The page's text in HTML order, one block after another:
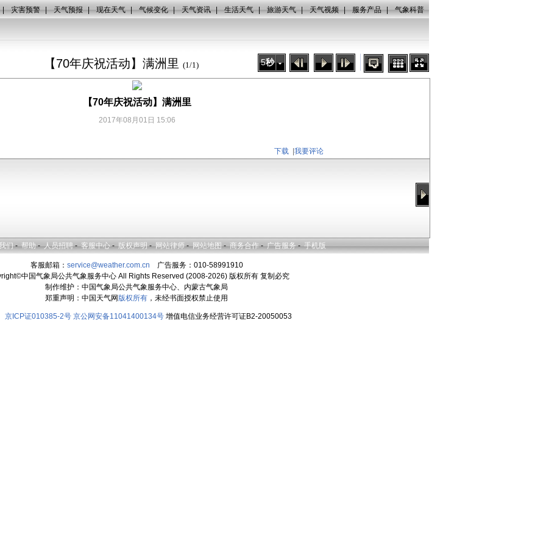
| 灾害预警 | 天气预报 | 现在天气 | 气候变化 | 天气资讯 | 生活天气 | 旅游天气 | 天气视频 | 服务产品 | 气象科普
【70年庆祝活动】满洲里 (1/1) 5秒
【70年庆祝活动】满洲里
2017年08月01日 15:06
下载 我要评论
们 - 帮助 - 人员招聘 - 客服中心 - 版权声明 - 网站律师 - 网站地图 - 商务合作 - 广告服务 - 手机版
客服邮箱： service@weather.com.cn 广告服务：010-58991910
中国气象局公共气象服务中心 All Rights Reserved (2008-2026) 版权所有 复制必究
制作维护：中国气象局公共气象服务中心、内蒙古气象局
郑重声明：中国天气网 版权所有 ，未经书面授权禁止使用
京ICP证010385-2号 京公网安备11041400134号增值电信业务经营许可证B2-20050053